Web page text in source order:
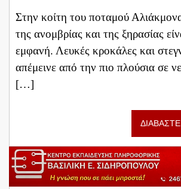
Στην κοίτη του ποταμού
της ανομβρίας και της ξηρασίας
εμφανή. Λευκές κροκάλες και
απέμεινε από την πιο πλούσια σε
[…]